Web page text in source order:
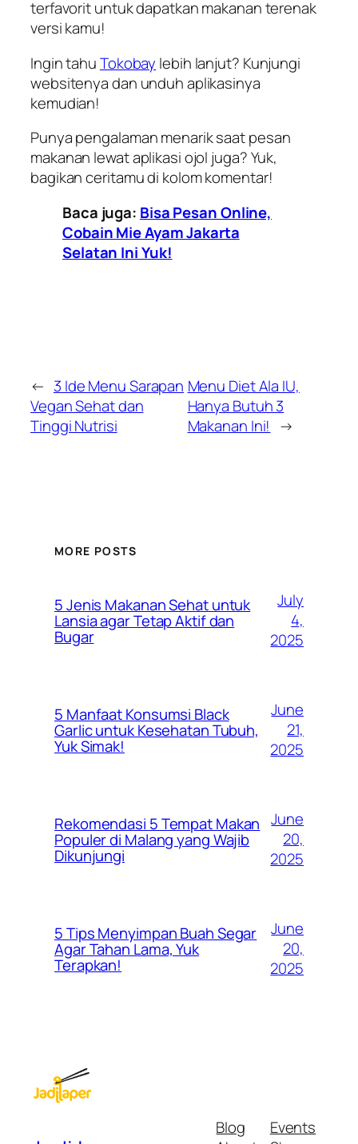
terfavorit untuk dapatkan makanan terenak
versi kamu!
Ingin tahuTokobay lebih lanjut? Kunjungi
websitenya dan unduh aplikasinya
kemudian!
Punya pengalaman menarik saat pesan
makanan lewat aplikasi ojol juga? Yuk,
bagikan ceritamu di kolom komentar!
Baca juga: Bisa Pesan Online,
Cobain Mie Ayam Jakarta
Selatan Ini Yuk!
← 3 Ide Menu Sarapan
Vegan Sehat dan
Tinggi Nutrisi
Menu Diet Ala IU,
Hanya Butuh 3
Makanan Ini! →
MORE POSTS
5 Jenis Makanan Sehat untuk
Lansia agar Tetap Aktif dan
Bugar
July
4,
2025
5 Manfaat Konsumsi Black
Garlic untuk Kesehatan Tubuh,
Yuk Simak!
June
21,
2025
Rekomendasi 5 Tempat Makan
Populer di Malang yang Wajib
Dikunjungi
June
20,
2025
5 Tips Menyimpan Buah Segar
Agar Tahan Lama, Yuk
Terapkan!
June
20,
2025
Blog
Events